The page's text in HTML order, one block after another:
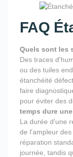
FAQ
Quels sont les
Des traces
ou des tuiles
étanchéité
faire
pour éviter des
temps dure
La durée d'une
de l'ampleur
réparation
journée, tandis